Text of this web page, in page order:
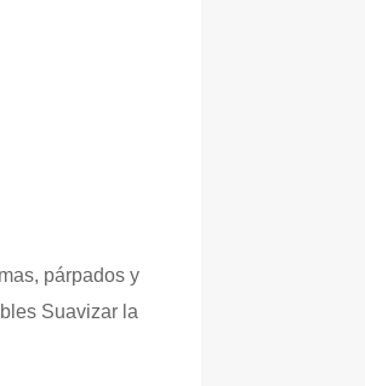
párpados y
Suavizar la